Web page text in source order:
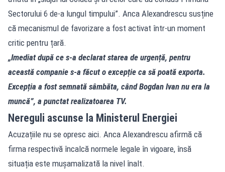
Sectorului 6 de-a lungul timpului”. Anca Alexandrescu susține
că mecanismul de favorizare a fost activat într-un moment
critic pentru țară.
„Imediat după ce s-a declarat starea de urgență, pentru
această companie s-a făcut o excepție ca să poată exporta.
Excepția a fost semnată sâmbăta, când Bogdan Ivan nu era la
muncă”, a punctat realizatoarea TV.
Nereguli ascunse la Ministerul Energiei
Acuzațiile nu se opresc aici. Anca Alexandrescu afirmă că
firma respectivă încalcă normele legale în vigoare, însă
situația este mușamalizată la nivel înalt.